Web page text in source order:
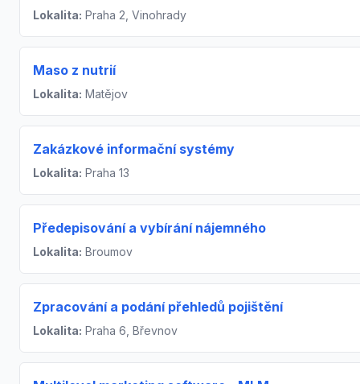
Lokalita: Praha 2, Vinohrady
Maso z nutrií
Lokalita: Matějov
Zakázkové informační systémy
Lokalita: Praha 13
Předepisování a vybírání nájemného
Lokalita: Broumov
Zpracování a podání přehledů pojištění
Lokalita: Praha 6, Břevnov